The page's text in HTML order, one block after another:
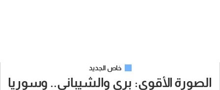
خاص الجديد
الصورة الأقوى: بري والشيباني.. وسوريا